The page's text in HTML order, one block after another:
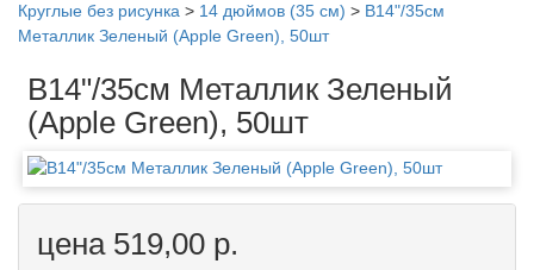
Круглые без рисунка > 14 дюймов (35 см) > B14"/35см
Металлик Зеленый (Apple Green), 50шт
B14"/35см Металлик Зеленый
(Apple Green), 50шт
цена 519,00 р.